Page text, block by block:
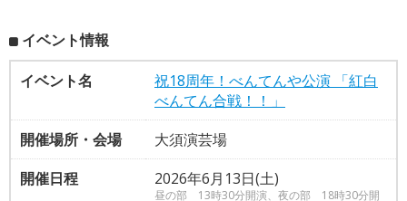
イベント情報
イベント名
祝18周年！べんてんや公演 「紅白
べんてん合戦！！」
開催場所・会場
大須演芸場
開催日程
2026年6月13日(土)
昼の部 13時30分開演、夜の部 18時30分開